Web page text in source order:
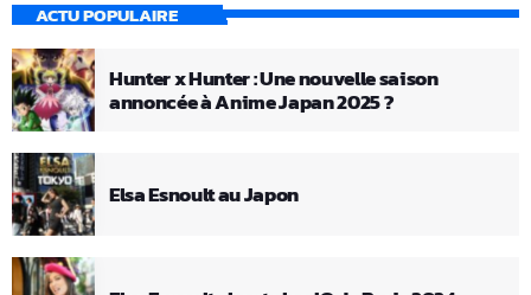
ACTU POPULAIRE
Hunter x Hunter : Une nouvelle saison
annoncée à Anime Japan 2025 ?
Elsa Esnoult au Japon